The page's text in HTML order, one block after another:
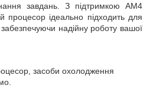
завдань. З підтримкою AM4
ідеально підходить для
забезпечуючи надійну роботу вашої
засоби охолодження